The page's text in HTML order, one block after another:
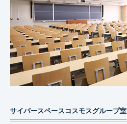
サイバースペースコスモスグループ室